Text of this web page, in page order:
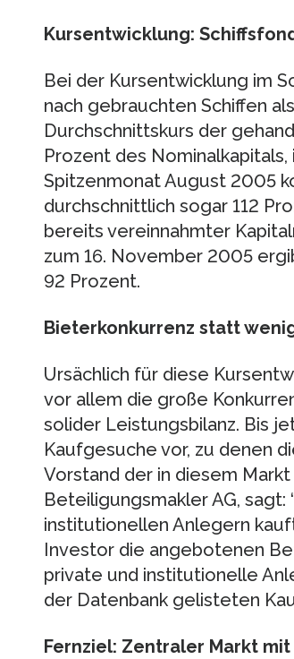
Kursentwicklung:
Bei der Kursentwicklung im
nach gebrauchten Schiffen
Durchschnittskurs der
Prozent des
Spitzenmonat August 2005
durchschnittlich sogar 112
bereits vereinnahmter
zum 16. November 2005
92 Prozent.
Bieterkonkurrenz statt
Ursächlich für diese
vor allem die große
solider Leistungsbilanz. Bis
Kaufgesuche vor, zu denen
Vorstand der in diesem
Beteiligungsmakler AG,
institutionellen Anlegern
Investor die angebotenen
private und institutionelle
der Datenbank gelisteten
Fernziel: Zentraler Markt